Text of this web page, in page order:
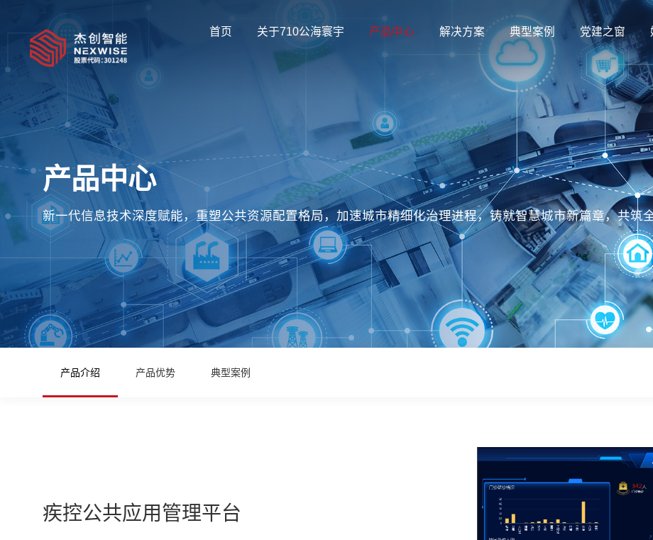
首页 关于710公海寰宇 产品中心 解决方案 典型案例 党建之窗
产品中心
新一代信息技术深度赋能，重塑公共资源配置格局，加速城市精细化治理进程，铸就智慧城市新篇章，共筑
产品介绍 产品优势 典型案例
疾控公共应用管理平台